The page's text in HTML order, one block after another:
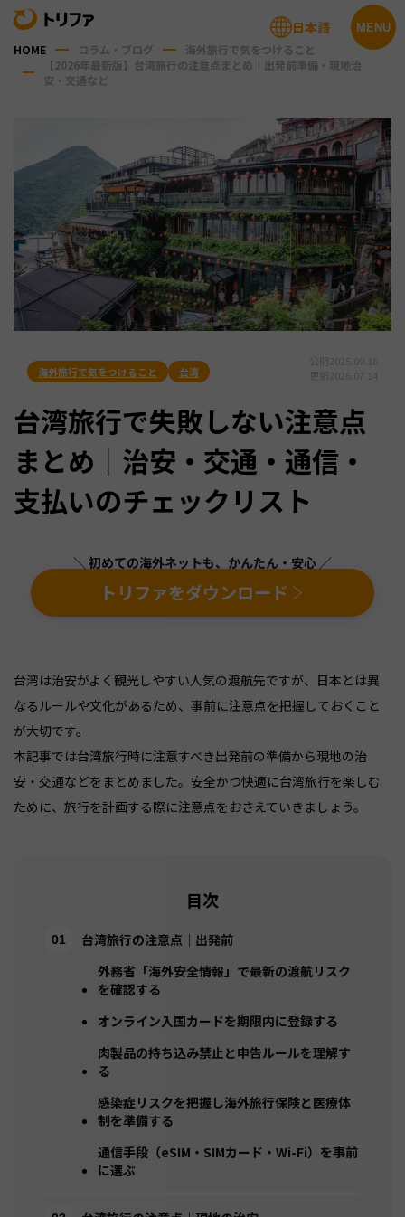
MENU
日本語
HOME コラム・ブログ
海外旅行で気をつけること
【2026年最新版】台湾旅行の注意点まとめ｜出発前準備・現地治
安・交通など
海外旅行で気をつけること 台湾
台湾旅行で失敗しない注意点
まとめ｜治安・交通・通信・
支払いのチェックリスト
＼ 初めての海外ネットも、かんたん・安心 ／
トリファをダウンロード
台湾は治安がよく観光しやすい人気の渡航先ですが、日本とは異
なるルールや文化があるため、事前に注意点を把握しておくこと
が大切です。
本記事では台湾旅行時に注意すべき出発前の準備から現地の治
安・交通などをまとめました。安全かつ快適に台湾旅行を楽しむ
目次
台湾旅行の注意点｜出発前
外務省「海外安全情報」で最新の渡航リスク
を確認する
オンライン入国カードを期限内に登録する
肉製品の持ち込み禁止と申告ルールを理解す
る
感染症リスクを把握し海外旅行保険と医療体
制を準備する
通信手段（eSIM・SIMカード・Wi-Fi）を事前
に選ぶ